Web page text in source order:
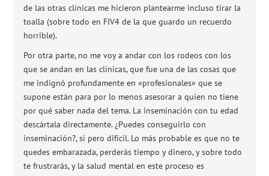
de las otras clínicas me hicieron plantearme incluso tirar la
toalla (sobre todo en FIV4 de la que guardo un recuerdo
horrible).
Por otra parte, no me voy a andar con los rodeos con los
que se andan en las clínicas, que fue una de las cosas que
me indignó profundamente en «profesionales» que se
supone están para por lo menos asesorar a quien no tiene
por qué saber nada del tema. La inseminación con tu edad
descártala directamente. ¿Puedes conseguirlo con
inseminación?, sí pero difícil. Lo más probable es que no te
quedes embarazada, perderás tiempo y dinero, y sobre todo
te frustrarás, y la salud mental en este proceso es